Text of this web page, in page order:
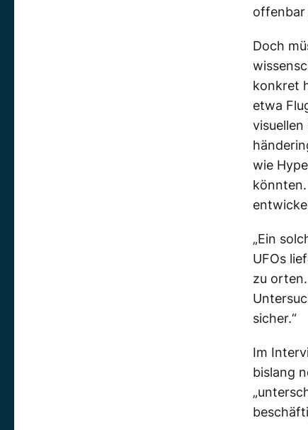
offenbar
Doch
konkret
etwa
wie
„Ein
UFOs
zu
sicher.“
Im
bislang